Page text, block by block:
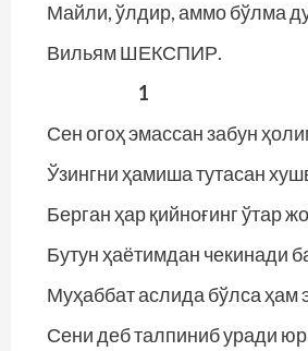
Майли, ўлдир, аммо бўлма
Вильям ШЕКСПИР.
1
Сен огоҳ эмассан забун
Ўзингни ҳамиша тутасан
Берган ҳар қийноғинг ўтар
Бутун ҳаётимдан чекинади
Муҳаббат аслида бўлса ҳам
Сени деб талпиниб уради